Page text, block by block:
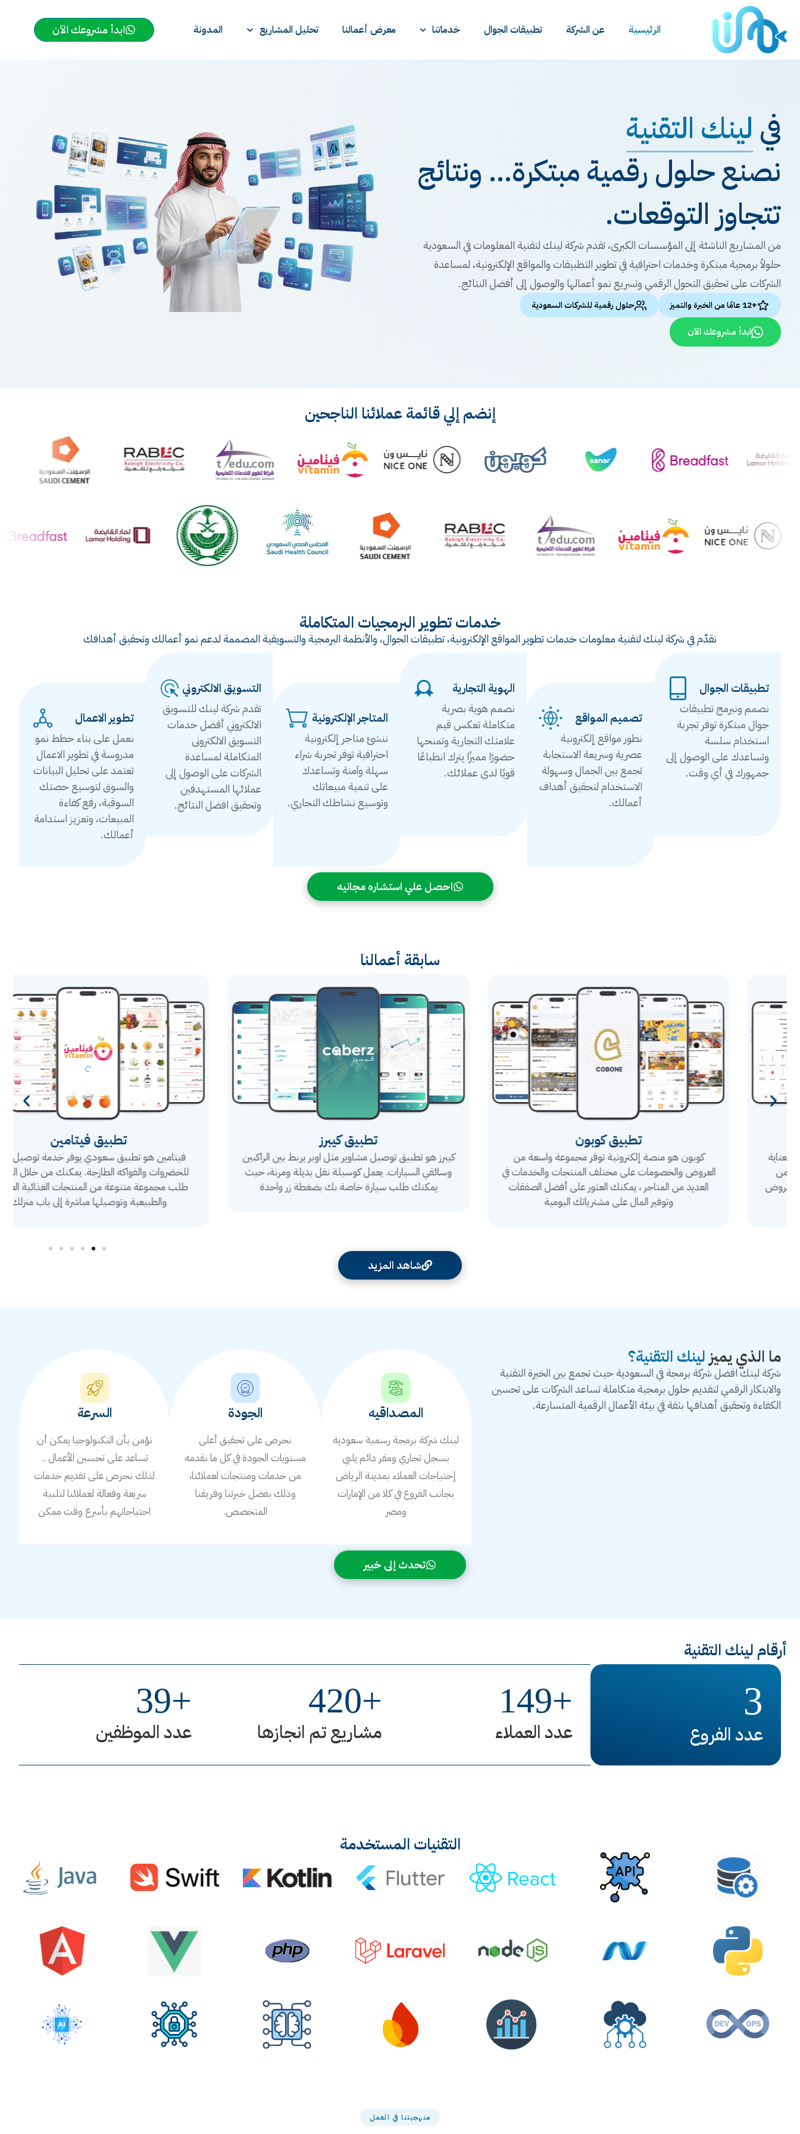
الرئيسية عن الشركة تطبيقات الجوال خدماتنا معرض أعمالنا تحليل المشاريع المدونة ابدأ مشروعك الآن
في لينك التقنية
نصنع حلول رقمية مبتكرة... ونتائج
تتجاوز التوقعات.
من المشاريع الناشئة إلى المؤسسات الكبرى، تقدم شركة لينك لتقنية المعلومات في السعودية
حلولاً برمجية مبتكرة وخدمات احترافية في تطوير التطبيقات والمواقع الإلكترونية، لمساعدة
الشركات على تحقيق التحول الرقمي وتسريع نمو أعمالها والوصول إلى أفضل النتائج.
+12 عامًا من الخبرة والتميز حلول رقمية للشركات السعودية
ابدأ مشروعك الآن
إنضم إلي قائمة عملائنا الناجحين
خدمات تطوير البرمجيات المتكاملة
نقدّم في شركة لينك لتقنية معلومات خدمات تطوير المواقع الإلكترونية، تطبيقات الجوال، والأنظمة البرمجية والتسويقية المصممة لدعم نمو أعمالك وتحقيق أهدافك
تطبيقات الجوال
نصمم ونبرمج تطبيقات
جوال مبتكرة توفر تجربة
استخدام سلسة
وتساعدك على الوصول إلى
جمهورك في أي وقت.
تصميم المواقع
نطور مواقع إلكترونية
عصرية وسريعة الاستجابة
تجمع بين الجمال وسهولة
الاستخدام لتحقيق أهداف
أعمالك.
الهوية التجارية
نصمم هوية بصرية
متكاملة تعكس قيم
علامتك التجارية وتمنحها
حضورًا مميزًا يترك انطباعًا
قويًا لدى عملائك.
المتاجر الإلكترونية
ننشئ متاجر إلكترونية
احترافية توفر تجربة شراء
سهلة وآمنة وتساعدك
على تنمية مبيعاتك
وتوسيع نشاطك التجاري.
التسويق الالكتروني
تقدم شركة لينك للتسويق
الالكتروني أفضل خدمات
التسويق الالكترونى
المتكاملة لمساعدة
الشركات على الوصول إلى
عملائها المستهدفين
وتحقيق افضل النتائج.
تطوير الاعمال
نعمل على بناء خطط نمو
مدروسة في تطوير الاعمال
تعتمد على تحليل البيانات
والسوق لتوسيع حصتك
السوقية، رفع كفاءة
المبيعات، وتعزيز استدامة
أعمالك.
احصل علي استشاره مجانيه
سابقة أعمالنا
تطبيق كوبون
كوبون هو منصة إلكترونية توفر مجموعة واسعة من
العروض والخصومات على مختلف المنتجات والخدمات في
العديد من المتاجر ، يمكنك العثور على أفضل الصفقات
وتوفير المال على مشترياتك اليومية
تطبيق كيبرز
كيبرز هو تطبيق توصيل مشاوير مثل اوبر يربط بين الراكبين
وسائقي السيارات. يعمل كوسيلة نقل بديلة ومرنة، حيث
يمكنك طلب سيارة خاصة بك بضغطة زر واحدة
تطبيق فيتامين
فيتامين هو تطبيق سعودي يوفر خدمة توصيل سريع
للخضروات والفواكه الطازجة. يمكنك من خلال التطبيق
طلب مجموعة متنوعة من المنتجات الغذائية العضوية
والطبيعية وتوصيلها مباشرة إلى باب منزلك
شاهد المزيد
ما الذي يميز لينك التقنية؟
شركة لينك افضل شركة برمجة في السعودية حيث تجمع بين الخبرة التقنية
والابتكار الرقمي لتقديم حلول برمجية متكاملة تساعد الشركات على تحسين
الكفاءة وتحقيق أهدافها بثقة في بيئة الأعمال الرقمية المتسارعة.
المصداقيه
لينك شركة برمجة رسمية سعودية
بسجل تجاري ومقر دائم يلبي
إحتياجات العملاء بمدينة الرياض
بجانب الفروع في كلا من الإمارات
ومصر
الجودة
نحرص على تحقيق أعلى
مستويات الجودة في كل ما نقدمه
من خدمات ومنتجات لعملائنا،
وذلك بفضل خبرتنا وفريقنا
المتخصص.
السرعة
نؤمن بأن التكنولوجيا يمكن أن
تساعد على تحسين الأعمال ..
لذلك نحرص على تقديم خدمات
سريعة وفعالة لعملائنا لتلبية
احتياجاتهم بأسرع وقت ممكن
تحدث إلى خبير
أرقام لينك التقنية
عدد الفروع
3
عدد العملاء
+
149
مشاريع تم انجازها
+
420
عدد الموظفين
+
39
التقنيات المستخدمة
منهجيتنا في العمل